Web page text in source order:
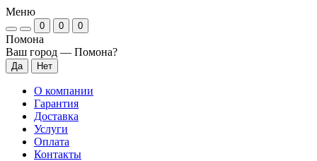
Меню
0 0 0
Помона
Ваш город — Помона?
О компании
Гарантия
Доставка
Услуги
Оплата
Контакты